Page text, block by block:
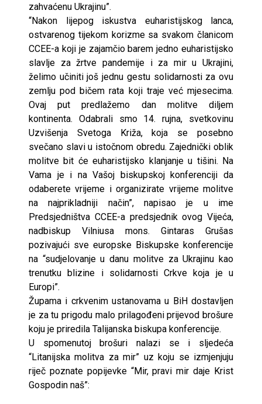
zahvaćenu Ukrajinu”.
“Nakon lijepog iskustva euharistijskog lanca,
ostvarenog tijekom korizme sa svakom članicom
CCEE-a koji je zajamčio barem jedno euharistijsko
slavlje za žrtve pandemije i za mir u Ukrajini,
želimo učiniti još jednu gestu solidarnosti za ovu
zemlju pod bičem rata koji traje već mjesecima.
Ovaj put predlažemo dan molitve diljem
kontinenta. Odabrali smo 14. rujna, svetkovinu
Uzvišenja Svetoga Križa, koja se posebno
svečano slavi u istočnom obredu. Zajednički oblik
molitve bit će euharistijsko klanjanje u tišini. Na
Vama je i na Vašoj biskupskoj konferenciji da
odaberete vrijeme i organizirate vrijeme molitve
na najprikladniji način”, napisao je u ime
Predsjedništva CCEE-a predsjednik ovog Vijeća,
nadbiskup Vilniusa mons. Gintaras Grušas
pozivajući sve europske Biskupske konferencije
na “sudjelovanje u danu molitve za Ukrajinu kao
trenutku blizine i solidarnosti Crkve koja je u
Europi”.
Župama i crkvenim ustanovama u BiH dostavljen
je za tu prigodu malo prilagođeni prijevod brošure
koju je priredila Talijanska biskupa konferencije.
U spomenutoj brošuri nalazi se i sljedeća
“Litanijska molitva za mir” uz koju se izmjenjuju
riječ poznate popijevke “Mir, pravi mir daje Krist
Gospodin naš”: